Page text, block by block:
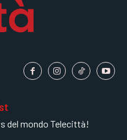
del mondo Telecittà!